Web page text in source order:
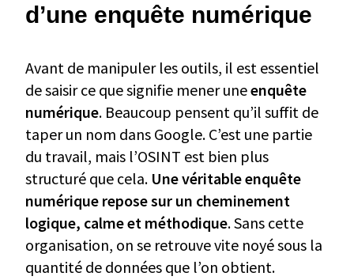
d’une enquête numérique
Avant de manipuler les outils, il est essentiel
de saisir ce que signifie mener uneenquête
numérique. Beaucoup pensent qu’il suffit de
taper un nom dans Google. C’est une partie
du travail, mais l’OSINT est bien plus
structuré que cela. Une véritable enquête
numérique repose sur un cheminement
logique, calme et méthodique. Sans cette
organisation, on se retrouve vite noyé sous la
quantité de données que l’on obtient.